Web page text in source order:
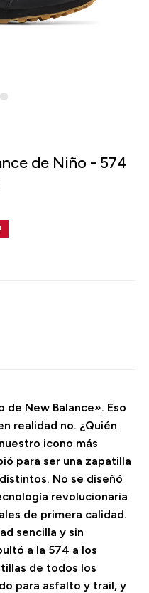
de Niño - 574
de New Balance». Eso
realidad no. ¿Quién
icono más
para ser una zapatilla
No se diseñó
revolucionaria
de primera calidad.
sencilla y sin
a la 574 a los
de todos los
para asfalto y trail, y